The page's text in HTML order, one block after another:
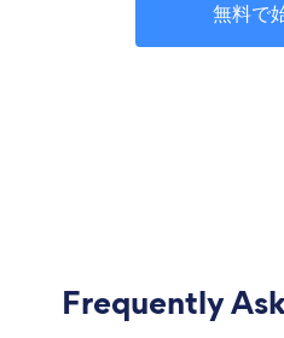
無料で
Frequently